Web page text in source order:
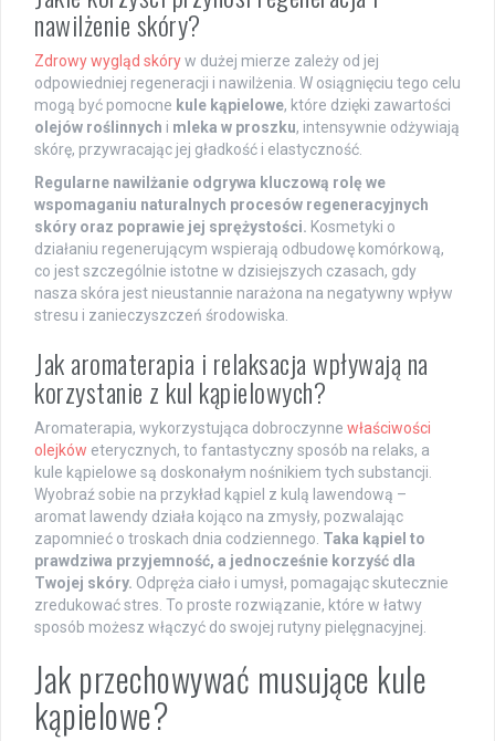
nawilżenie skóry?
Zdrowy wygląd skóryw dużej mierze zależy od jej
odpowiedniej regeneracji i nawilżenia. W osiągnięciu tego celu
mogą być pomocne kule kąpielowe, które dzięki zawartości
olejów roślinnych i mleka w proszku, intensywnie odżywiają
skórę, przywracając jej gładkość i elastyczność.
Regularne nawilżanie odgrywa kluczową rolę we
wspomaganiu naturalnych procesów regeneracyjnych
skóry oraz poprawie jej sprężystości. Kosmetyki o
działaniu regenerującym wspierają odbudowę komórkową,
co jest szczególnie istotne w dzisiejszych czasach, gdy
nasza skóra jest nieustannie narażona na negatywny wpływ
stresu i zanieczyszczeń środowiska.
Jak aromaterapia i relaksacja wpływają na
korzystanie z kul kąpielowych?
Aromaterapia, wykorzystująca dobroczynne właściwości
olejków eterycznych, to fantastyczny sposób na relaks, a
kule kąpielowe są doskonałym nośnikiem tych substancji.
Wyobraź sobie na przykład kąpiel z kulą lawendową –
aromat lawendy działa kojąco na zmysły, pozwalając
zapomnieć o troskach dnia codziennego. Taka kąpiel to
prawdziwa przyjemność, a jednocześnie korzyść dla
Twojej skóry. Odpręża ciało i umysł, pomagając skutecznie
zredukować stres. To proste rozwiązanie, które w łatwy
sposób możesz włączyć do swojej rutyny pielęgnacyjnej.
Jak przechowywać musujące kule
kąpielowe?